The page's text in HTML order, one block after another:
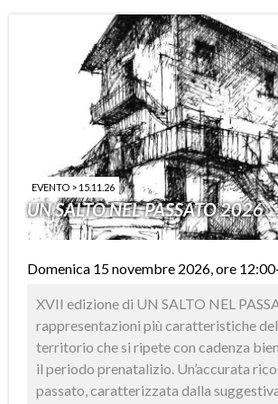
EVENTO > 15.11.26
UN SALTO NEL PASSATO 2026
Domenica 15 novembre 2026, ore
XVII edizione di UN SALTO NEL
rappresentazioni più caratteristiche
territorio che si ripete con cadenza
il periodo prenatalizio. Un’accurata
passato, caratterizzata dalla